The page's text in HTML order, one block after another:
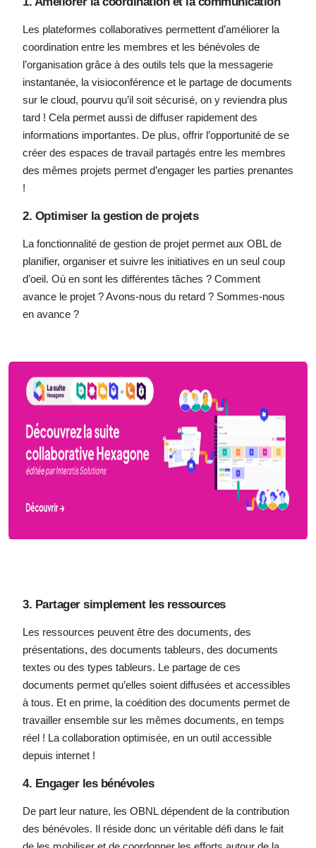
Les plateformes collaboratives permettent d’améliorer la
coordination entre les membres et les bénévoles de
l’organisation grâce à des outils tels que la messagerie
instantanée, la visioconférence et le partage de documents
sur le cloud, pourvu qu’il soit sécurisé, on y reviendra plus
tard ! Cela permet aussi de diffuser rapidement des
informations importantes. De plus, offrir l’opportunité de se
créer des espaces de travail partagés entre les membres
des mêmes projets permet d’engager les parties prenantes
!
2. Optimiser la gestion de projets
La fonctionnalité de gestion de projet permet aux OBL de
planifier, organiser et suivre les initiatives en un seul coup
d’oeil. Où en sont les différentes tâches ? Comment
avance le projet ? Avons-nous du retard ? Sommes-nous
en avance ?
3. Partager simplement les ressources
Les ressources peuvent être des documents, des
présentations, des documents tableurs, des documents
textes ou des types tableurs. Le partage de ces
documents permet qu’elles soient diffusées et accessibles
à tous. Et en prime, la coédition des documents permet de
travailler ensemble sur les mêmes documents, en temps
réel ! La collaboration optimisée, en un outil accessible
depuis internet !
4. Engager les bénévoles
De part leur nature, les OBNL dépendent de la contribution
des bénévoles. Il réside donc un véritable défi dans le fait